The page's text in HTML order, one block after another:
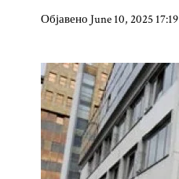
Објавено June 10, 2025 17:19